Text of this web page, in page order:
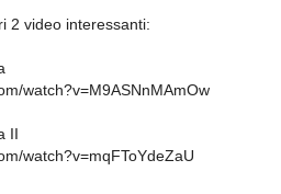
2 video interessanti:
watch?v=M9ASNnMAmOw
II
watch?v=mqFToYdeZaU